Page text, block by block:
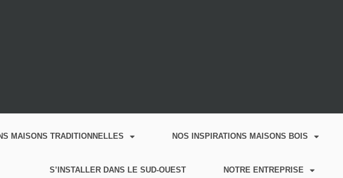
MAISONS TRADITIONNELLES NOS INSPIRATIONS MAISONS BOIS
S’INSTALLER DANS LE SUD-OUEST NOTRE ENTREPRISE